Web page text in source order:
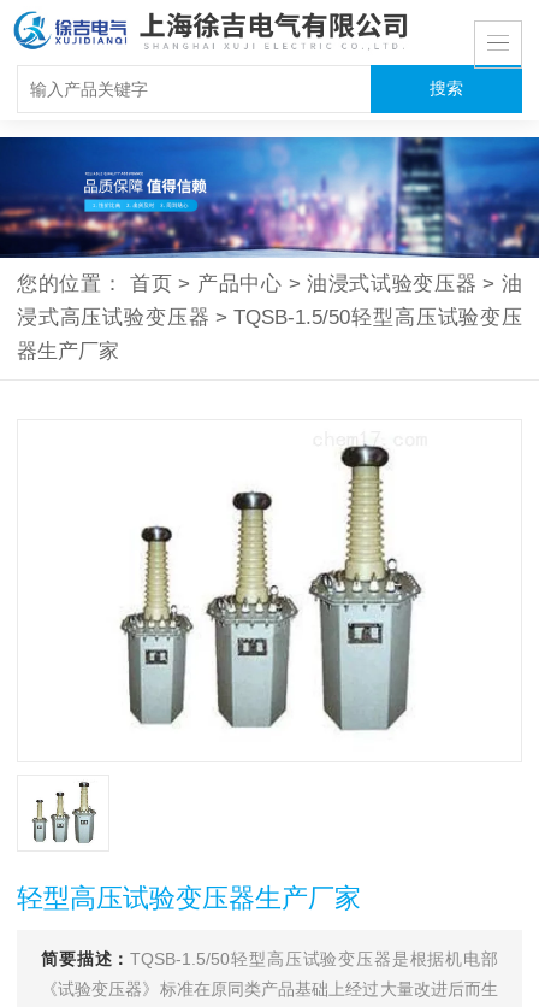
您的位置： 首页 > 产品中心 > 油浸式试验变压器 > 油
浸式高压试验变压器 > TQSB-1.5/50轻型高压试验变压
器生产厂家
轻型高压试验变压器生产厂家
简要描述：TQSB-1.5/50轻型高压试验变压器是根据机电部
《试验变压器》标准在原同类产品基础上经过大量改进后而生